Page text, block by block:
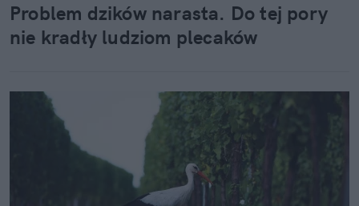
Problem dzików narasta. Do tej pory
nie kradły ludziom plecaków